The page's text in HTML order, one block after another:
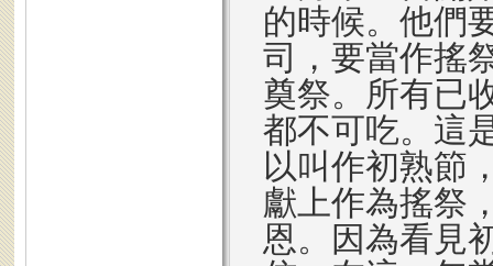
的時候。他們
司，要當作搖
奠祭。所有已
都不可吃。這
以叫作初熟節
獻上作為搖祭
恩。因為看見